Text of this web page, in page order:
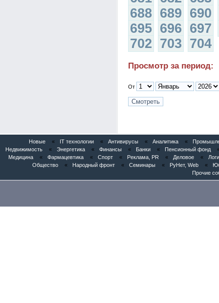
688 689 690
695 696 697
702 703 704
Просмотр за период:
От
Новые « IT технологии « Антивирусы « Аналитика «
Недвижимость
« Энергетика « Финансы « Банки « Пенсионный фонд
Медицина
« Фармацевтика « Спорт « Реклама, PR « Деловое «
Общество
« Народный фронт « Семинары « РуНет, Web «
Прочие